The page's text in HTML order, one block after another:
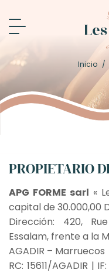
Inicio /
PROPIETARIO
APG FORME sarl «
capital de 30.000,00
Dirección: 420,
Essalam, frente a la
AGADIR – Marruecos
RC: 15611/AGADIR |